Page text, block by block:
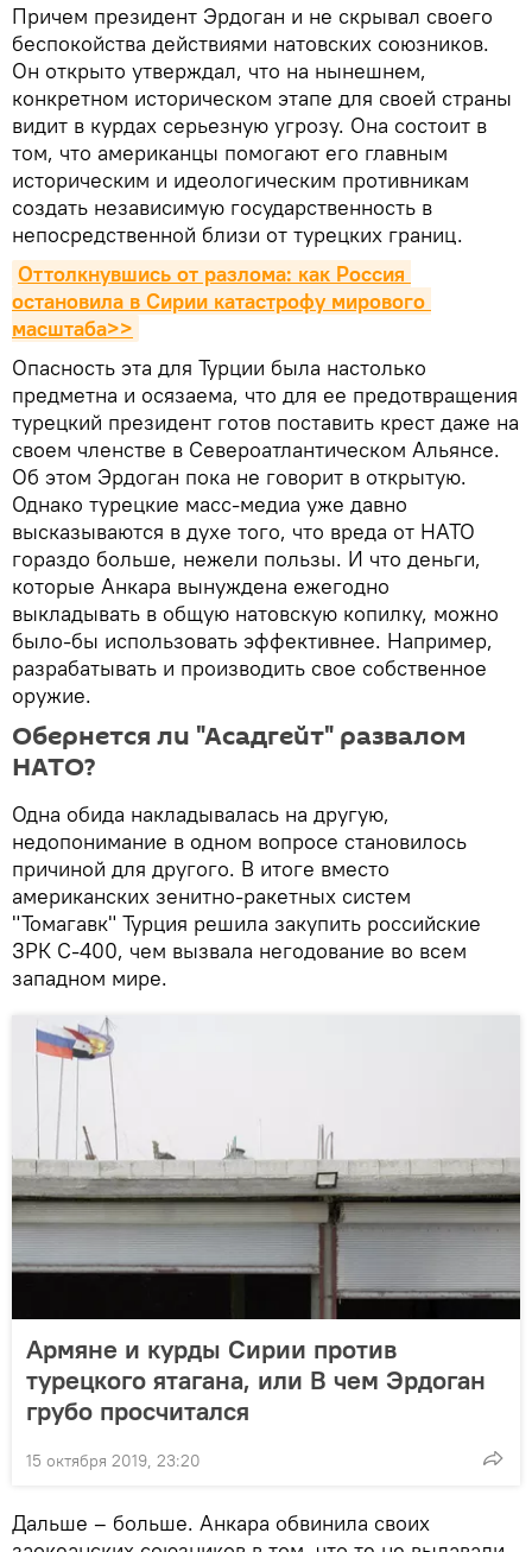
Причем президент Эрдоган и не скрывал своего
беспокойства действиями натовских союзников.
Он открыто утверждал, что на нынешнем,
конкретном историческом этапе для своей страны
видит в курдах серьезную угрозу. Она состоит в
том, что американцы помогают его главным
историческим и идеологическим противникам
создать независимую государственность в
непосредственной близи от турецких границ.
Оттолкнувшись от разлома: как Россия
остановила в Сирии катастрофу мирового
масштаба>>
Опасность эта для Турции была настолько
предметна и осязаема, что для ее предотвращения
турецкий президент готов поставить крест даже на
своем членстве в Североатлантическом Альянсе.
Об этом Эрдоган пока не говорит в открытую.
Однако турецкие масс-медиа уже давно
высказываются в духе того, что вреда от НАТО
гораздо больше, нежели пользы. И что деньги,
которые Анкара вынуждена ежегодно
выкладывать в общую натовскую копилку, можно
было-бы использовать эффективнее. Например,
разрабатывать и производить свое собственное
оружие.
Обернется ли "Асадгейт" развалом
НАТО?
Одна обида накладывалась на другую,
недопонимание в одном вопросе становилось
причиной для другого. В итоге вместо
американских зенитно-ракетных систем
"Томагавк" Турция решила закупить российские
ЗРК С-400, чем вызвала негодование во всем
западном мире.
Армяне и курды Сирии против
турецкого ятагана, или В чем Эрдоган
грубо просчитался
15 октября 2019, 23:20
Дальше – больше. Анкара обвинила своих